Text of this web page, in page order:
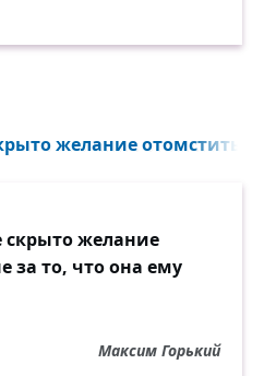
желание отомстить
желание
за то, что она ему
Максим Горький